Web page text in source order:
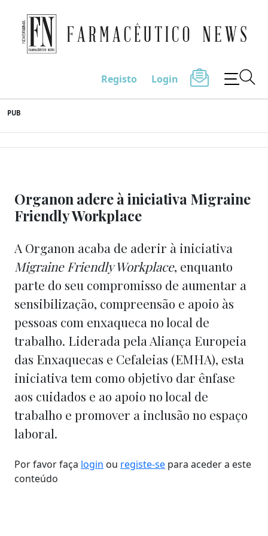
to
content
Farmacêutico News
Registo Login
PUB
Organon adere à iniciativa Migraine
Friendly Workplace
A Organon acaba de aderir à iniciativa
Migraine Friendly Workplace, enquanto
parte do seu compromisso de aumentar a
sensibilização, compreensão e apoio às
pessoas com enxaqueca no local de
trabalho. Liderada pela Aliança Europeia
das Enxaquecas e Cefaleias (EMHA), esta
iniciativa tem como objetivo dar ênfase
aos cuidados e ao apoio no local de
trabalho e promover a inclusão no espaço
laboral.
Por favor faça login ou registe-se para aceder a este
conteúdo